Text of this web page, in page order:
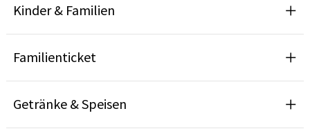
Kinder & Familien
Familienticket
Getränke & Speisen